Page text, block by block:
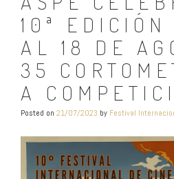
10ª EDICIÓN
AL 18 DE
35
A
Posted on 21/07/2023 by Festival